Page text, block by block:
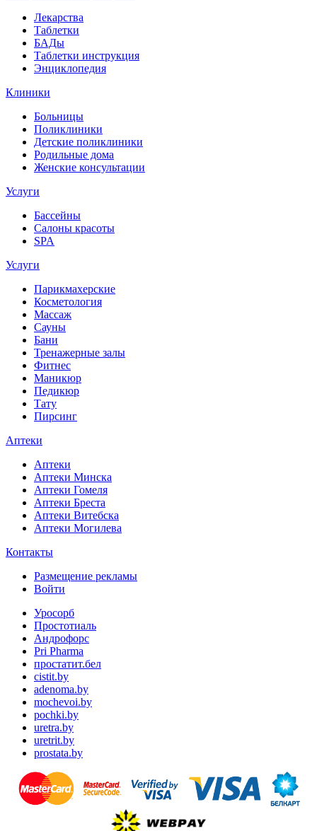
Лекарства
Таблетки
БАДы
Таблетки инструкция
Энциклопедия
Клиники
Больницы
Поликлиники
Детские поликлиники
Родильные дома
Женские консультации
Услуги
Бассейны
Салоны красоты
SPA
Услуги
Парикмахерские
Косметология
Массаж
Сауны
Бани
Тренажерные залы
Фитнес
Маникюр
Педикюр
Тату
Пирсинг
Аптеки
Аптеки
Аптеки Минска
Аптеки Гомеля
Аптеки Бреста
Аптеки Витебска
Аптеки Могилева
Контакты
Размещение рекламы
Войти
Уросорб
Простотиаль
Андрофорс
Pri Pharma
простатит.бел
cistit.by
adenoma.by
mochevoi.by
pochki.by
uretra.by
uretrit.by
prostata.by